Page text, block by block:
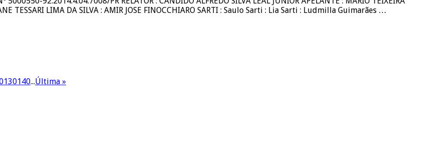
TESSARI LIMA DA SILVA : AMIR JOSE FINOCCHIARO SARTI : Saulo Sarti : Lia Sarti : Ludmilla Guimarães …
130140...Última »